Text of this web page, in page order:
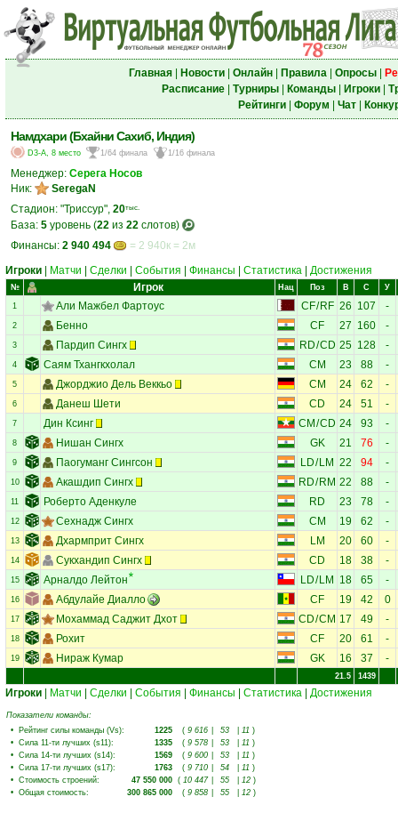
Главная| Новости| Онлайн| Правила| Опросы|
Расписание| Турниры| Команды| Игроки|
Рейтинги| Форум Чат|
Намдхари (Бхайни Сахиб, Индия)
D3-A, 8 место 1/64 финала 1/16 финала
Менеджер: Серега Носов
Ник:
SeregaN
Стадион: "Триссур", 20тыс.
База: 5 уровень (22 из 22 слотов)
Финансы: 2 940 494
= 2 940к = 2м
Игроки
Матчи Сделки События Финансы Статистика Достижения
№ Игрок Нац Поз В С У
1 Али Мажбел Фартоус CF/RF 26 107 -
2 Бенно CF 27 160 -
3 Пардип Сингх RD/CD 25 128 -
4 Саям Тхангкхолал CM 23 88 -
5 Джорджио Дель Веккьо CM 24 62 -
6 Данеш Шети CD 24 51 -
7 Дин Ксинг CM /CD 24 93 -
8 Нишан Сингх GK 21 76 -
9 Паогуманг Сингсон LD/ LM 22 94 -
10 Акашдип Сингх RD/ RM 22 88 -
11 Роберто Аденкуле RD 23 78 -
12 Сехнадж Сингх CM 19 62 -
13 Дхармприт Сингх LM 20 60 -
14 Сукхандип Сингх CD 18 38 -
15 Арналдо Лейтон LD/ LM 18 65 -
16 Абдулайе Диалло CF 19 42 0
17 Мохаммад Саджит Дхот CD/CM 17 49 -
18 Рохит CF 20 61 -
19 Нираж Кумар GK 16 37 -
21.5 1439
Игроки Матчи Сделки События Финансы Статистика Достижения
Показатели команды:
• Рейтинг силы команды (Vs): 1225 ( 9 616 53 11 )
• Сила 11-ти лучших (s11): 1335 ( 9 578 53 11 )
• Сила 14-ти лучших (s14): 1569 ( 9 600 53 11 )
• Сила 17-ти лучших (s17): 1763 ( 9 710 54 11 )
• Стоимость строений: 47 550 000 ( 10 447 55 12 )
• Общая стоимость: 300 865 000 ( 9 858 55 12 )